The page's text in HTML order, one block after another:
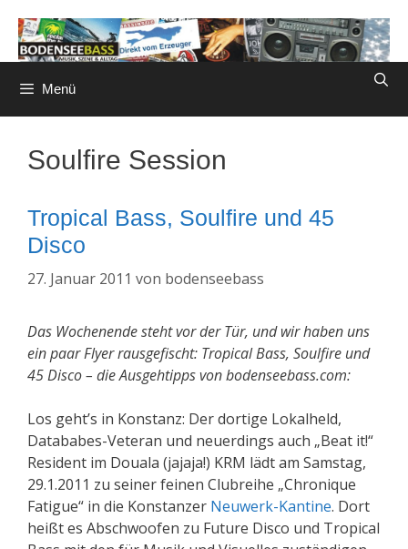
Inhalt
springen
Menü
Soulfire Session
Tropical Bass, Soulfire und 45
Disco
27. Januar 2011 von bodenseebass
Das Wochenende steht vor der Tür, und wir haben uns
ein paar Flyer rausgefischt: Tropical Bass, Soulfire und
45 Disco – die Ausgehtipps von bodenseebass.com:
Los geht’s in Konstanz: Der dortige Lokalheld,
Datababes-Veteran und neuerdings auch „Beat it!“
Resident im Douala (jajaja!) KRM lädt am Samstag,
29.1.2011 zu seiner feinen Clubreihe „Chronique
Fatigue“ in die Konstanzer Neuwerk-Kantine. Dort
heißt es Abschwoofen zu Future Disco und Tropical